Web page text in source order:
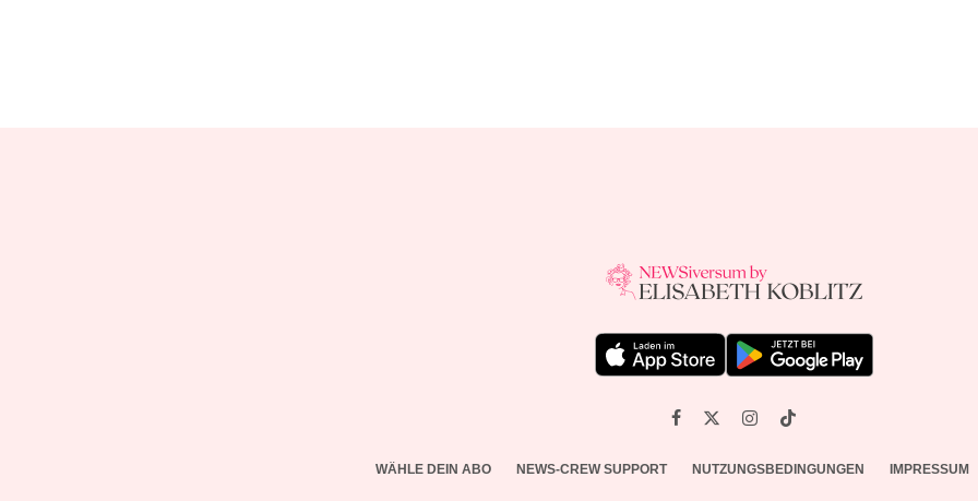
WÄHLE DEIN ABO NEWS-CREW SUPPORT NUTZUNGSBEDINGUNGEN IMPRESSUM